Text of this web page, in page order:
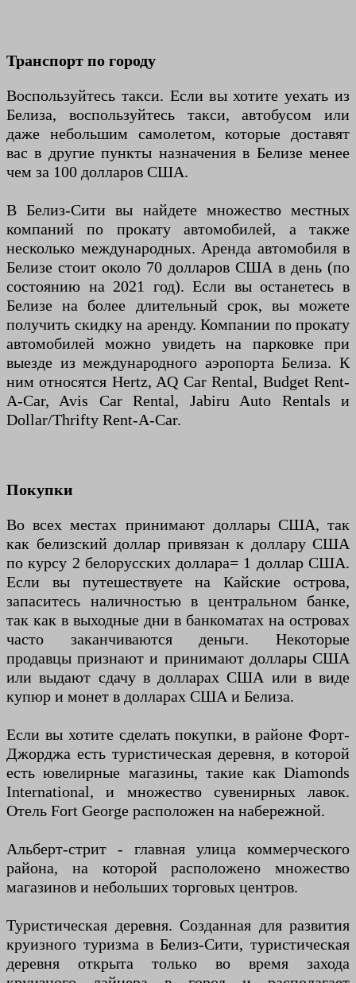
Транспорт по городу
Воспользуйтесь такси. Если вы хотите уехать из
Белиза, воспользуйтесь такси, автобусом или
даже небольшим самолетом, которые доставят
вас в другие пункты назначения в Белизе менее
чем за 100 долларов США.
В Белиз-Сити вы найдете множество местных
компаний по прокату автомобилей, а также
несколько международных. Аренда автомобиля в
Белизе стоит около 70 долларов США в день (по
состоянию на 2021 год). Если вы останетесь в
Белизе на более длительный срок, вы можете
получить скидку на аренду. Компании по прокату
автомобилей можно увидеть на парковке при
выезде из международного аэропорта Белиза. К
ним относятся Hertz, AQ Car Rental, Budget Rent-
A-Car, Avis Car Rental, Jabiru Auto Rentals и
Dollar/Thrifty Rent-A-Car.
Покупки
Во всех местах принимают доллары США, так
как белизский доллар привязан к доллару США
по курсу 2 белорусских доллара= 1 доллар США.
Если вы путешествуете на Кайские острова,
запаситесь наличностью в центральном банке,
так как в выходные дни в банкоматах на островах
часто заканчиваются деньги. Некоторые
продавцы признают и принимают доллары США
или выдают сдачу в долларах США или в виде
купюр и монет в долларах США и Белиза.
Если вы хотите сделать покупки, в районе Форт-
Джорджа есть туристическая деревня, в которой
есть ювелирные магазины, такие как Diamonds
International, и множество сувенирных лавок.
Отель Fort George расположен на набережной.
Альберт-стрит - главная улица коммерческого
района, на которой расположено множество
магазинов и небольших торговых центров.
Туристическая деревня. Созданная для развития
круизного туризма в Белиз-Сити, туристическая
деревня открыта только во время захода